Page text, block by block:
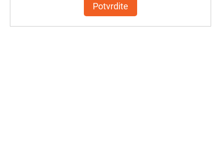
Potvrdite